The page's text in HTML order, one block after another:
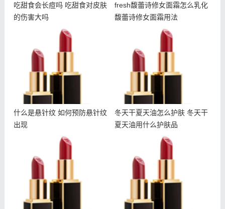
吃甜食会长痘吗 吃甜食对皮肤
的伤害大吗
fresh馥蕾诗修女面霜怎么乳化
馥蕾诗修女面霜用法
什么是悬针纹 如何预防悬
什么是悬针纹 如何预防悬针纹
出现
冬天干夏天油怎么护肤 冬
冬天干夏天油怎么护肤 冬天干
夏天油用什么护肤品
朵拉朵尚除螨皂成分 朵拉
兰蔻菁纯面霜成分 兰蔻菁